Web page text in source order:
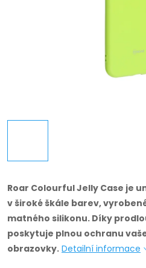
Roar Colourful Jelly Case je
v široké škále barev,
matného silikonu. Díky
poskytuje plnou ochranu
obrazovky. Detailní informace